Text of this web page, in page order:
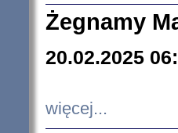
Żegnamy
20.02.2025
więcej...